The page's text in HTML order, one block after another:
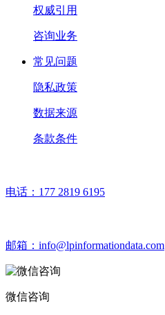
权威引用
咨询业务
常见问题
隐私政策
数据来源
条款条件
电话： 177 2819 6195
邮箱： info@lpinformationdata.com
微信咨询